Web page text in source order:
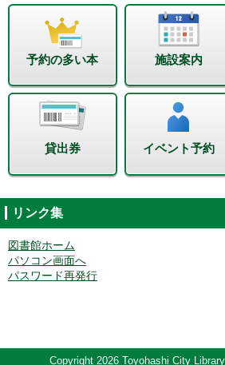
予約の多い本 施設案内
貸出券 イベント予約
リンク集
図書館ホーム
パソコン画面へ
パスワード再発行
Copyright 2026 Toyohashi City